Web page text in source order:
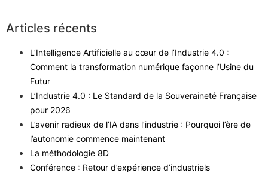
Articles récents
L’Intelligence Artificielle au cœur de l’Industrie 4.0 :
Comment la transformation numérique façonne l’Usine du
Futur
L’Industrie 4.0 : Le Standard de la Souveraineté Française
pour 2026
L’avenir radieux de l’IA dans l’industrie : Pourquoi l’ère de
l’autonomie commence maintenant
La méthodologie 8D
Conférence : Retour d’expérience d’industriels